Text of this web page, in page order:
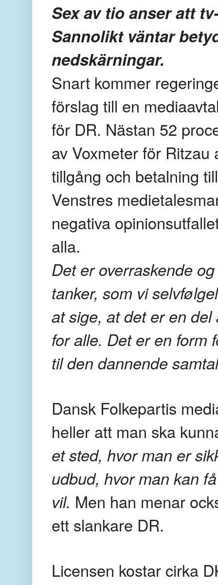
Sex av tio anser att
Sannolikt väntar
nedskärningar.
Snart kommer
förslag till en
för DR. Nästan 52
av Voxmeter för
tillgång och betalning
Venstres
negativa
alla.
Det er overraskende
tanker, som vi
at sige, at det er en
for alle. Det er en form
til den dannende
Dansk Folkepartis
heller att man ska
et sted, hvor man er
udbud, hvor man kan
vil. Men han menar
ett slankare DR.
Licensen kostar cirka